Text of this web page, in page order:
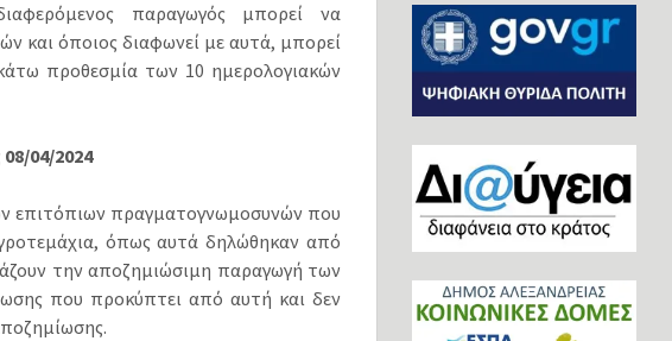
παραγωγός µπορεί να
και όποιος διαφωνεί µε αυτά, µπορεί
προθεσµία των 10 ηµερολογιακών
04/2024
επιτόπιων πραγµατογνωµοσυνών που
όπως αυτά δηλώθηκαν από
την αποζηµιώσιµη παραγωγή των
που προκύπτει από αυτή και δεν